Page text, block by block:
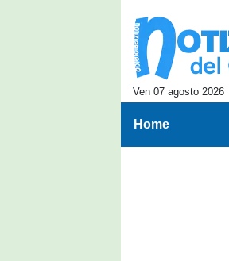
Ven 07 agosto 2026
Home